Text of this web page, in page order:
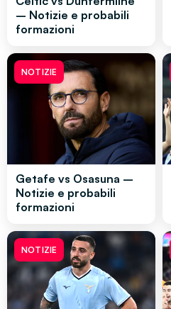
– Notizie e probabili
formazioni
NOTIZIE
Getafe vs Osasuna –
Notizie e probabili
formazioni
NOTIZIE